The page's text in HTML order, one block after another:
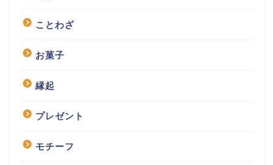
ことわざ
お菓子
縁起
プレゼント
モチーフ